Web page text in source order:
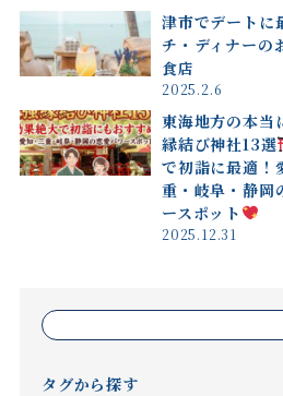
津市でデートに
チ・ディナーの
食店
2025.2.6
東海地方の本当
縁結び神社13選
で初詣に最適！
重・岐阜・静岡
ースポット
2025.12.31
索:
タグから探す